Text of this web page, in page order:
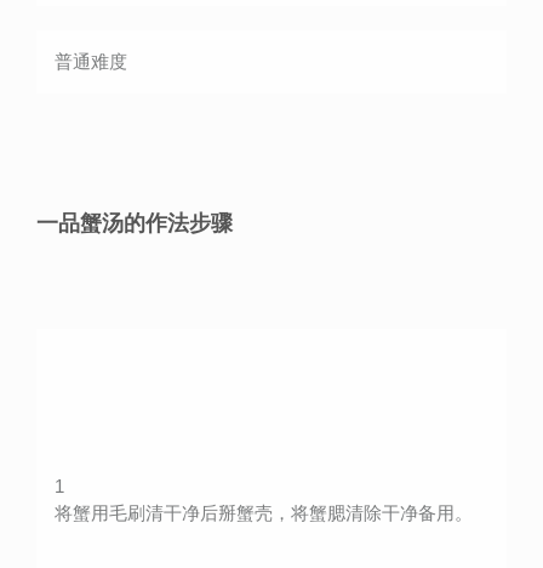
普通难度
一品蟹汤的作法步骤
1
将蟹用毛刷清干净后掰蟹壳，将蟹腮清除干净备用。